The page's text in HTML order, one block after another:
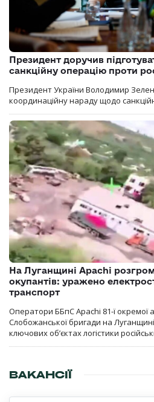
Президент доручив
санкційну операцію проти
Президент України Володимир
координаційну нараду щодо
На Луганщині Apachi
окупантів: уражено
транспорт
Оператори ББпС Apachi 81-ї окремої
Слобожанської бригади на
ключових об’єктах логістики
ВАКАНСІЇ